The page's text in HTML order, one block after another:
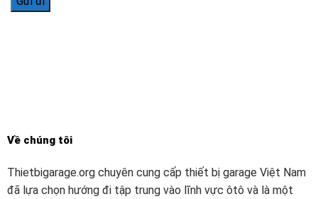
Về chúng tôi
Thietbigarage.org chuyên cung cấp thiết bị garage Việt Nam
đã lựa chọn hướng đi tập trung vào lĩnh vực ôtô và là một